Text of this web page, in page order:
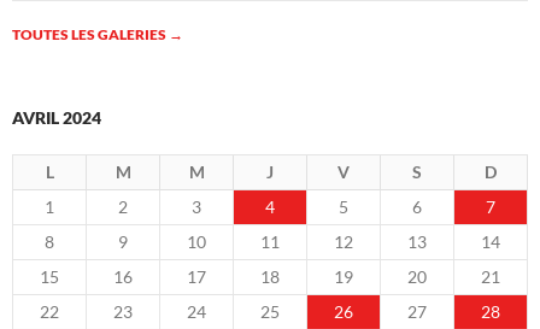
TOUTES LES GALERIES →
AVRIL 2024
L M M J V S
D
1
2 3 4 5 6
7
8
9 10 11 12 13
14
15
16 17 18 19 20
21
22
23 24 25 26 27
28